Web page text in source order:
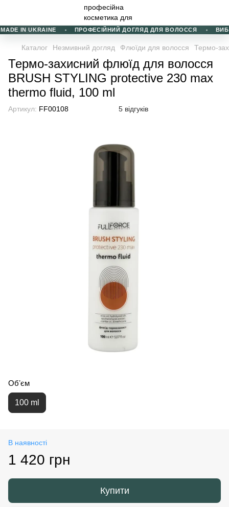
IN UKRAINE ПРОФЕСІЙНИЙ ДОГЛЯД ДЛЯ ВОЛОССЯ
Каталог Незмивний догляд Флюїди для волосся Термо-
Термо-захисний флюїд для волосся
BRUSH STYLING protective 230 max
thermo fluid, 100 ml
Артикул: FF00108 5 відгуків
Обʼєм
100 ml
В наявності
1 420 грн
Купити